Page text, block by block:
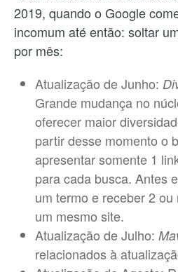
2019, quando o Google
incomum até então: soltar
por mês:
Atualização de Junho:
Grande mudança no
oferecer maior
partir desse momento o
apresentar somente 1
para cada busca. Antes
um termo e receber 2
um mesmo site.
Atualização de Julho:
relacionados à